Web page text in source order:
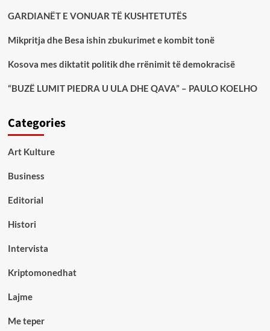
GARDIANËT E VONUAR TË KUSHTETUTËS
Mikpritja dhe Besa ishin zbukurimet e kombit tonë
Kosova mes diktatit politik dhe rrënimit të demokracisë
“BUZË LUMIT PIEDRA U ULA DHE QAVA” – PAULO KOELHO
Categories
Art Kulture
Business
Editorial
Histori
Intervista
Kriptomonedhat
Lajme
Me teper